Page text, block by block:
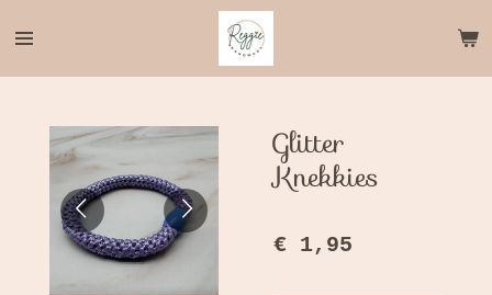
direct
naar
hoofdinhoud
Glitter
Knekkies
€ 1,95